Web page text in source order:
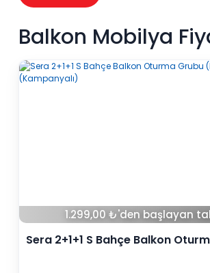
Balkon Mobilya
1.299,00 ₺'den başlayan
Sera 2+1+1 S Bahçe Balkon